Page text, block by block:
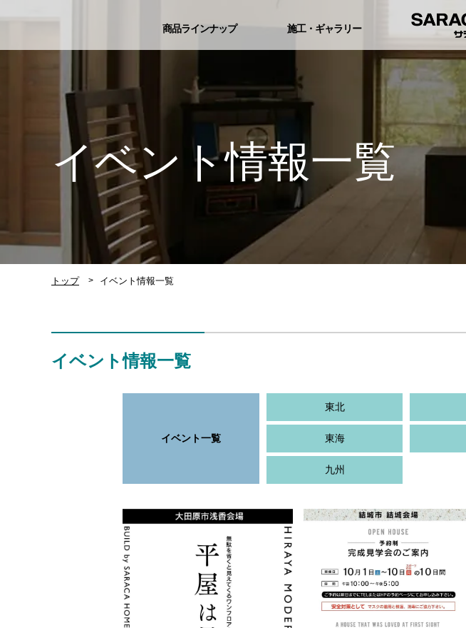
商品ラインナップ 施工・ギャラリー
イベント情報一覧
トップ イベント情報一覧
イベント情報一覧
イベント一覧
東北
東海
九州